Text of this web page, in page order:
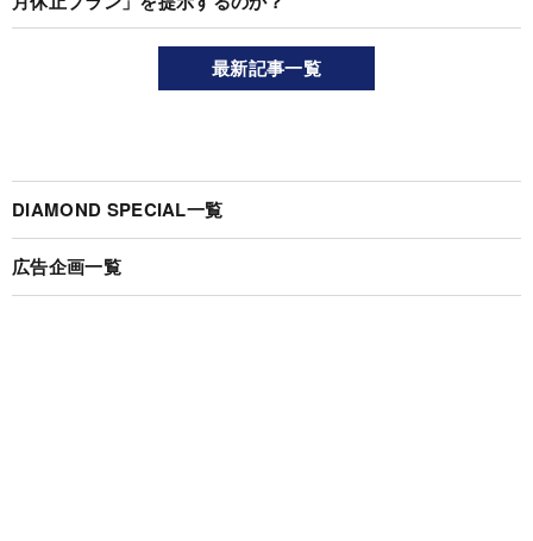
最新記事一覧
DIAMOND SPECIAL一覧
広告企画一覧